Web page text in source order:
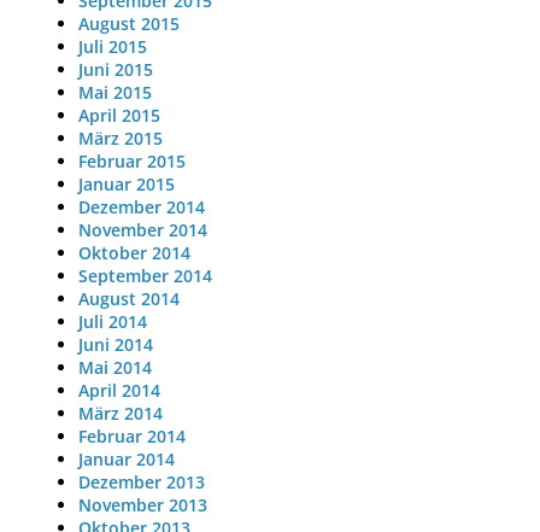
August 2015
Juli 2015
Juni 2015
Mai 2015
April 2015
März 2015
Februar 2015
Januar 2015
Dezember 2014
November 2014
Oktober 2014
September 2014
August 2014
Juli 2014
Juni 2014
Mai 2014
April 2014
März 2014
Februar 2014
Januar 2014
Dezember 2013
November 2013